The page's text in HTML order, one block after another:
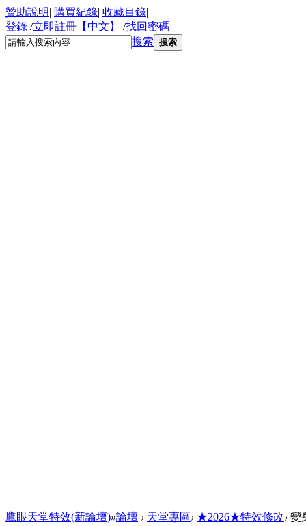
贊助說明| 購買紀錄| 收藏目錄|
登錄 /立即註冊【中文】 /找回密碼
搜索 搜索
鷹眼天堂特效(新論壇)»論壇 › 天堂專區› ★2026★特效修改› 變